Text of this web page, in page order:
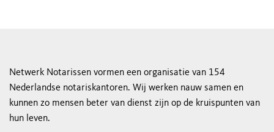
Netwerk Notarissen vormen een organisatie van 154
Nederlandse notariskantoren. Wij werken nauw samen en
kunnen zo mensen beter van dienst zijn op de kruispunten van
hun leven.